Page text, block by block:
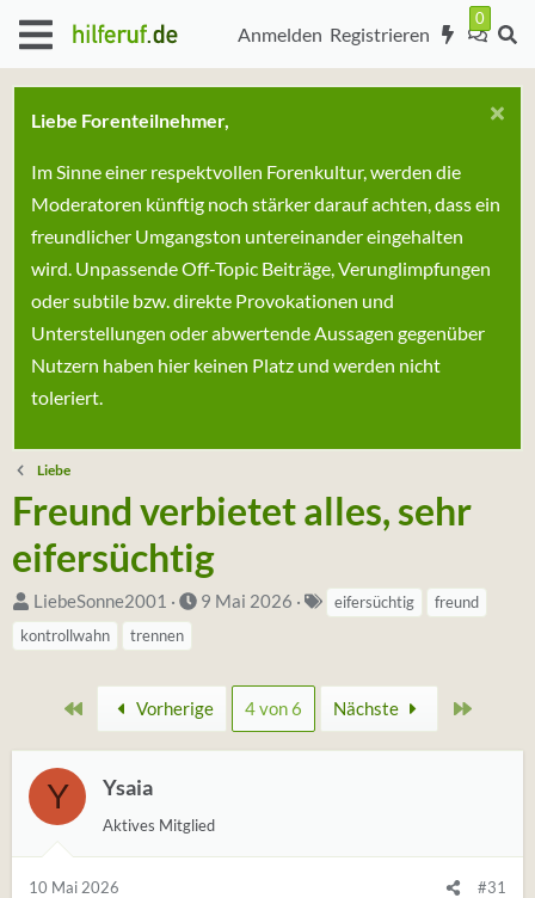
Anmelden Registrieren
Liebe Forenteilnehmer,
Im Sinne einer respektvollen Forenkultur, werden die
Moderatoren künftig noch stärker darauf achten, dass ein
freundlicher Umgangston untereinander eingehalten
wird. Unpassende Off-Topic Beiträge, Verunglimpfungen
oder subtile bzw. direkte Provokationen und
Unterstellungen oder abwertende Aussagen gegenüber
Nutzern haben hier keinen Platz und werden nicht
toleriert.
Liebe
Freund verbietet alles, sehr
eifersüchtig
S
t
e
r
*
LiebeSonne2001
D
u
m
S
r
9 Mai 2026
c
w
eifersüchtig
freund
kontrollwahn
trennen
Erste Vorherige 4 von 6 Nächste
Y Ysaia
Aktives Mitglied
10 Mai 2026 #31